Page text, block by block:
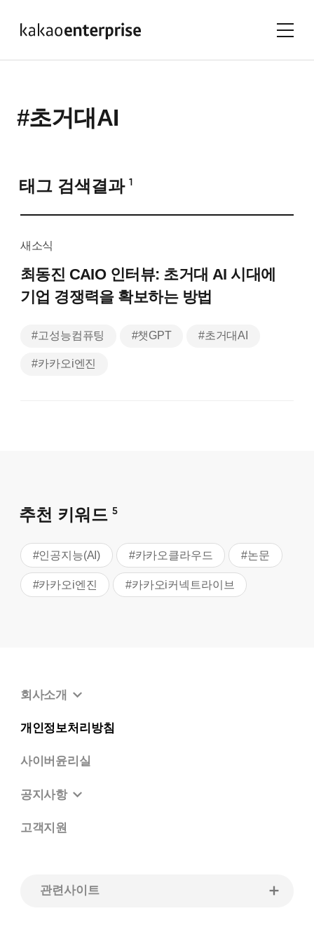
#초거대AI
태그 검색결과 1
새소식
최동진 CAIO 인터뷰: 초거대 AI 시대에
기업 경쟁력을 확보하는 방법
#고성능컴퓨팅 #챗GPT #초거대AI
#카카오i엔진
추천 키워드 5
#인공지능(AI) #카카오클라우드 #논문
#카카오i엔진 #카카오i커넥트라이브
회사소개
개인정보처리방침
사이버윤리실
공지사항
고객지원
관련사이트